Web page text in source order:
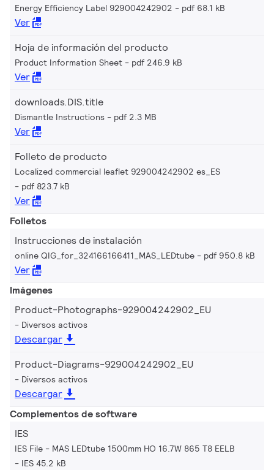
Energy Efficiency Label 929004242902 pdf 68.1 kB
Ver
Hoja de información del producto
Product Information Sheet pdf 246.9 kB
Ver
downloads.DIS.title
Dismantle Instructions pdf 2.3 MB
Ver
Folleto de producto
Localized commercial leaflet 929004242902 es_ES
pdf 823.7 kB
Ver
Folletos
Instrucciones de instalación
online QIG_for_324166166411_MAS_LEDtube pdf 950.8 kB
Ver
Imágenes
Product-Photographs-929004242902_EU
Diversos activos
Descargar
Product-Diagrams-929004242902_EU
Diversos activos
Descargar
Complementos de software
IES
IES File - MAS LEDtube 1500mm HO 16.7W 865 T8 EELB
IES 45.2 kB